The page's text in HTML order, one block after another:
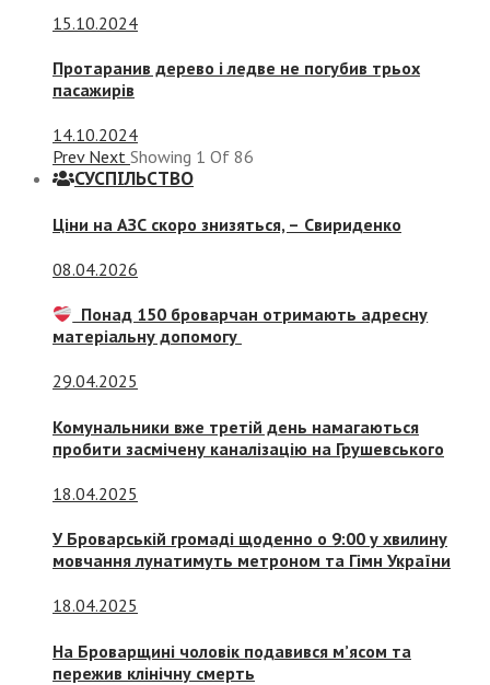
15.10.2024
Протаранив дерево і ледве не погубив трьох
пасажирів
14.10.2024
Prev Next Showing 1 Of 86
СУСПIЛЬСТВО
Ціни на АЗС скоро знизяться, – Свириденко
08.04.2026
Понад 150 броварчан отримають адресну
матеріальну допомогу
29.04.2025
Комунальники вже третій день намагаються
пробити засмічену каналізацію на Грушевського
18.04.2025
У Броварській громаді щоденно о 9:00 у хвилину
мовчання лунатимуть метроном та Гімн України
18.04.2025
На Броварщині чоловік подавився м’ясом та
пережив клінічну смерть